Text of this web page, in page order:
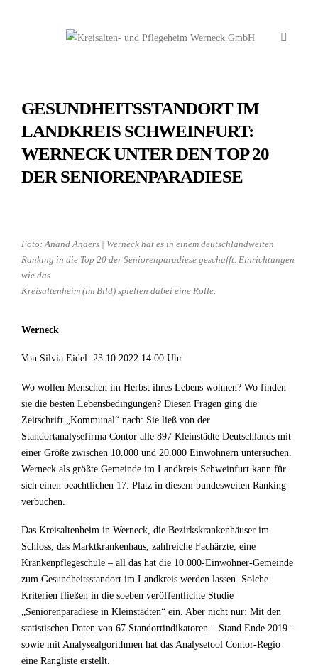
GESUNDHEITSSTANDORT IM
LANDKREIS SCHWEINFURT:
WERNECK UNTER DEN TOP 20
DER SENIORENPARADIESE
Foto: Anand Anders | Werneck hat es in einem deutschlandweiten
Ranking in die Top 20 der Seniorenparadiese geschafft. Einrichtungen
wie das
Kreisaltenheim (im Bild) spielten dabei eine Rolle.
Werneck
Von Silvia Eidel: 23.10.2022 14:00 Uhr
Wo wollen Menschen im Herbst ihres Lebens wohnen? Wo finden
sie die besten Lebensbedingungen? Diesen Fragen ging die
Zeitschrift „Kommunal“ nach: Sie ließ von der
Standortanalysefirma Contor alle 897 Kleinstädte Deutschlands mit
einer Größe zwischen 10.000 und 20.000 Einwohnern untersuchen.
Werneck als größte Gemeinde im Landkreis Schweinfurt kann für
sich einen beachtlichen 17. Platz in diesem bundesweiten Ranking
verbuchen.
Das Kreisaltenheim in Werneck, die Bezirkskrankenhäuser im
Schloss, das Marktkrankenhaus, zahlreiche Fachärzte, eine
Krankenpflegeschule – all das hat die 10.000-Einwohner-Gemeinde
zum Gesundheitsstandort im Landkreis werden lassen. Solche
Kriterien fließen in die soeben veröffentlichte Studie
„Seniorenparadiese in Kleinstädten“ ein. Aber nicht nur: Mit den
statistischen Daten von 67 Standortindikatoren – Stand Ende 2019 –
sowie mit Analysealgorithmen hat das Analysetool Contor-Regio
eine Rangliste erstellt.